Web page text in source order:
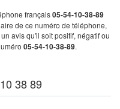
français05-54-10-38-89
de ce numéro de téléphone,
avis qu'il soit positif, négatif ou
05-54-10-38-89.
38 89